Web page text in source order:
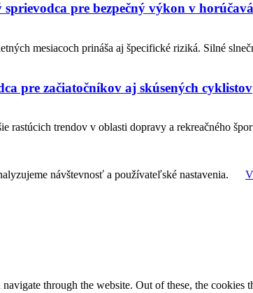
pre bezpečný výkon v
mesiacoch prináša aj špecifické riziká. Silné
pre začiatočníkov aj skúsených cyklistov
rastúcich trendov v oblasti dopravy a rekreačného
návštevnosť a používateľské nastavenia.
through the website. Out of these, the cookies